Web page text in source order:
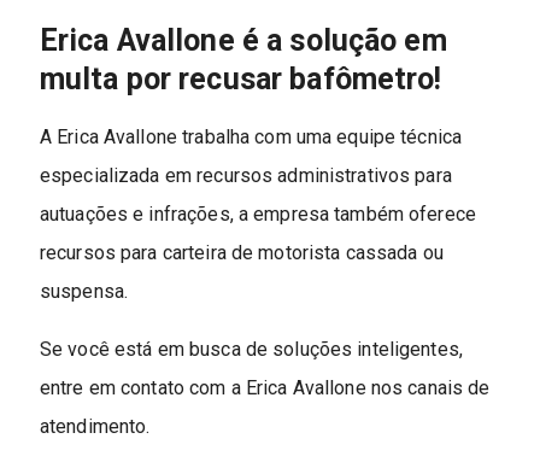
Erica Avallone é a solução em
multa por recusar bafômetro!
A Erica Avallone trabalha com uma equipe técnica
especializada em recursos administrativos para
autuações e infrações, a empresa também oferece
recursos para carteira de motorista cassada ou
suspensa.
Se você está em busca de soluções inteligentes,
entre em contato com a Erica Avallone nos canais de
atendimento.